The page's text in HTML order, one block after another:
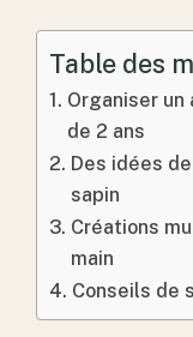
Table des
Organiser
de 2 ans
Des idées
sapin
Créations
main
Conseils de